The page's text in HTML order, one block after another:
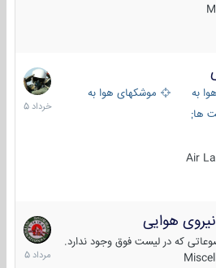
هوا
موشکهای هوا به سطح
هوایی
Air
30
خرداد
1405
هوایی
که در لیست فوق وجود ندارد.
7
مرداد
1405